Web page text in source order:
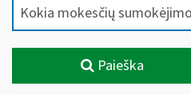
Paieška